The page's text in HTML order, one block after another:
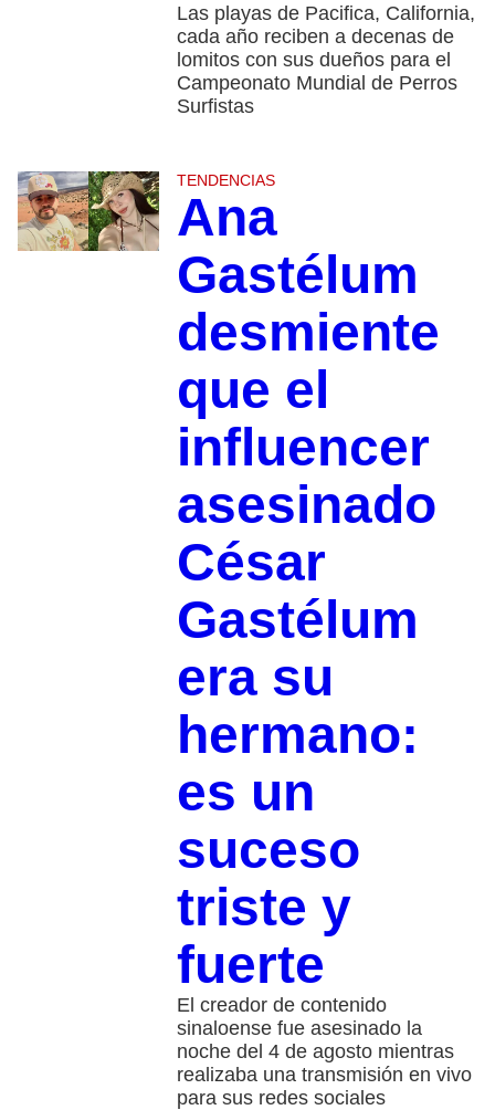
Las playas de Pacifica, California,
cada año reciben a decenas de
lomitos con sus dueños para el
Campeonato Mundial de Perros
Surfistas
TENDENCIAS
Ana
Gastélum
desmiente
que el
influencer
asesinado
César
Gastélum
era su
hermano:
es un
suceso
triste y
fuerte
El creador de contenido
sinaloense fue asesinado la
noche del 4 de agosto mientras
realizaba una transmisión en vivo
para sus redes sociales